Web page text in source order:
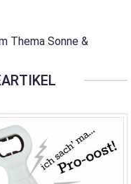
Thema Sonne &